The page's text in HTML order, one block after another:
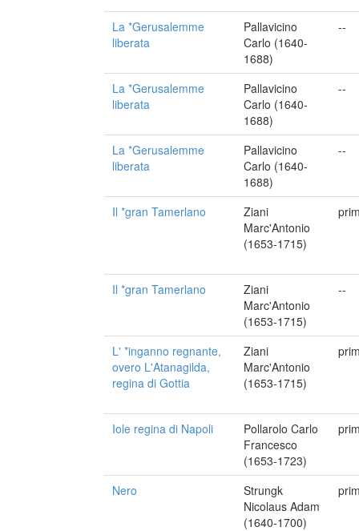
La *Gerusalemme
liberata
Pallavicino
Carlo (1640-
1688)
--
La *Gerusalemme
liberata
Pallavicino
Carlo (1640-
1688)
--
La *Gerusalemme
liberata
Pallavicino
Carlo (1640-
1688)
--
Il *gran Tamerlano
Ziani
Marc'Antonio
(1653-1715)
Il *gran Tamerlano
Ziani
Marc'Antonio
(1653-1715)
--
L' *inganno regnante,
overo L'Atanagilda,
regina di Gottia
Ziani
Marc'Antonio
(1653-1715)
Iole regina di Napoli
Pollarolo Carlo
Francesco
(1653-1723)
Nero
Strungk
Nicolaus Adam
(1640-1700)